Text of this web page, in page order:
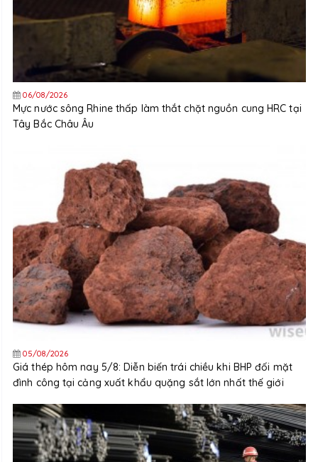
06/08/2026
Mực nước sông Rhine thấp làm thắt chặt nguồn cung HRC tại
Tây Bắc Châu Âu
05/08/2026
Giá thép hôm nay 5/8: Diễn biến trái chiều khi BHP đối mặt
đình công tại cảng xuất khẩu quặng sắt lớn nhất thế giới